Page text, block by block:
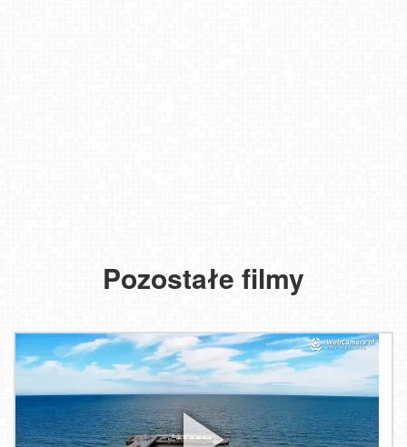
Pozostałe filmy